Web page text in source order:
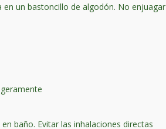
un bastoncillo de algodón. No enjuagar
baño. Evitar las inhalaciones directas